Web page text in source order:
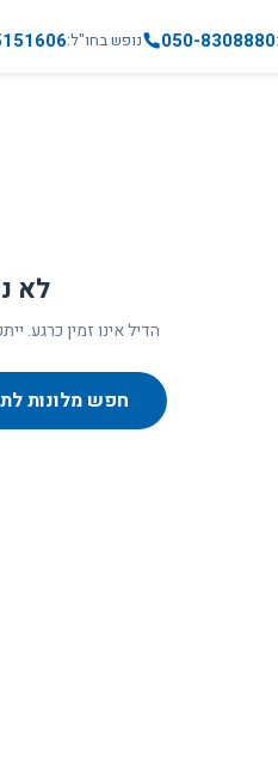
050-8308880 נופש בחו"ל
לא
הדיל אינו זמין כרגע.
חפש מלונות